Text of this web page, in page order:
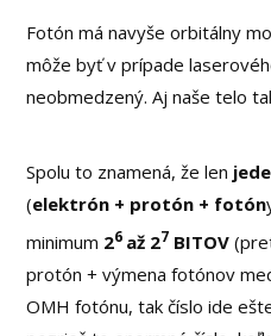
Fotón má navyše orbitálny
môže byť v prípade
neobmedzený. Aj naše telo
Spolu to znamená, že len
(elektrón + protón + fotón
minimum 26 až 27 BITOV
protón + výmena fotónov
OMH fotónu, tak číslo ide